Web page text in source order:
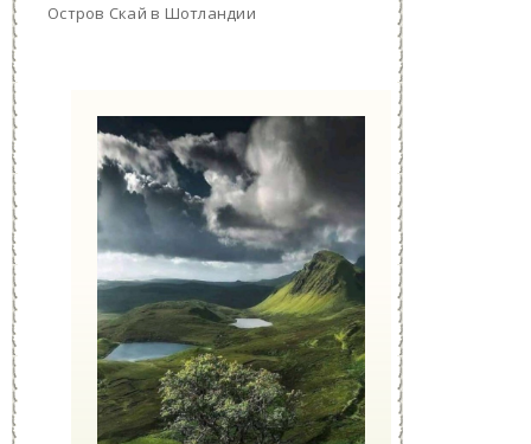
Остров Скай в Шотландии